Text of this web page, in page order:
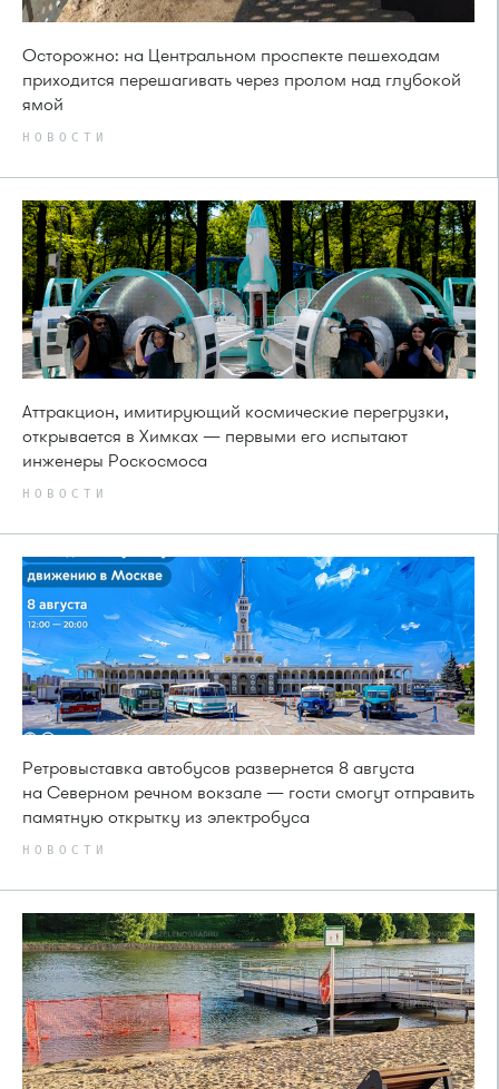
Осторожно: на Центральном проспекте пешеходам
приходится перешагивать через пролом над глубокой
ямой
НОВОСТИ
Аттракцион, имитирующий космические перегрузки,
открывается в Химках — первыми его испытают
инженеры Роскосмоса
НОВОСТИ
Ретровыставка автобусов развернется 8 августа
на Северном речном вокзале — гости смогут отправить
памятную открытку из электробуса
НОВОСТИ